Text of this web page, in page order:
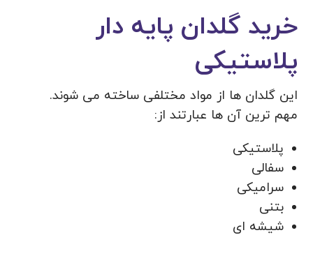
خرید گلدان پایه دار
پلاستیکی
این گلدان ها از مواد مختلفی ساخته می شوند.
مهم ترین آن ها عبارتند از:
پلاستیکی
سفالی
سرامیکی
بتنی
شیشه ای